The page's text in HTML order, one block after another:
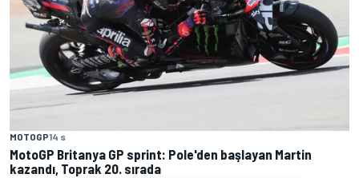
MOTOGP14 s
MotoGP Britanya GP sprint: Pole'den başlayan Martin
kazandı, Toprak 20. sırada